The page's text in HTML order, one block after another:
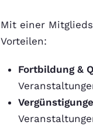
Mit einer
Vorteilen:
Fortbildung &